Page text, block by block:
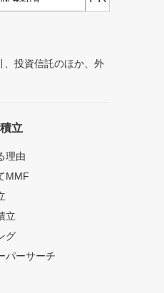
、投資信託のほか、外
立
理由
MMF
立
グ
パーサーチ